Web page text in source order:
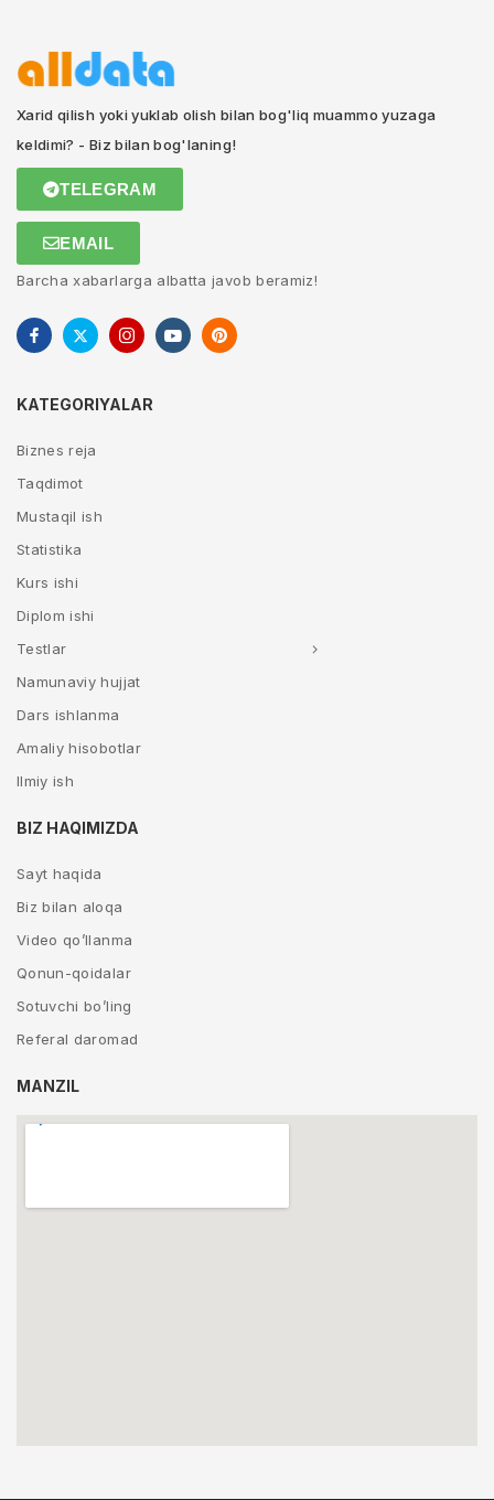
Xarid qilish yoki yuklab olish bilan bog'liq muammo yuzaga
keldimi? - Biz bilan bog'laning!
TELEGRAM
EMAIL
Barcha xabarlarga albatta javob beramiz!
KATEGORIYALAR
Biznes reja
Taqdimot
Mustaqil ish
Statistika
Kurs ishi
Diplom ishi
Testlar
Namunaviy hujjat
Dars ishlanma
Amaliy hisobotlar
Ilmiy ish
BIZ HAQIMIZDA
Sayt haqida
Biz bilan aloqa
Video qo’llanma
Qonun-qoidalar
Sotuvchi bo’ling
Referal daromad
MANZIL